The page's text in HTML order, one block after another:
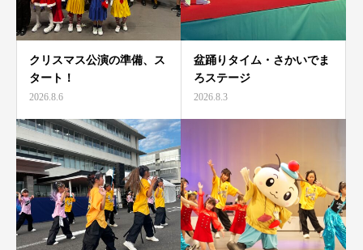
クリスマス公演の準備、ス
タート！
2026.8.6
盆踊りタイム・さかいでま
ろステージ
2026.8.3